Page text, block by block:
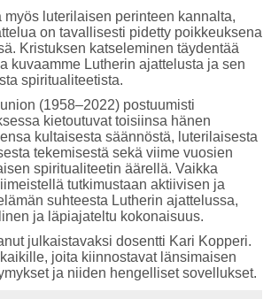
myös luterilaisen perinteen kannalta,
on tavallisesti pidetty poikkeuksena
Kristuksen katseleminen täydentää
kuvaamme Lutherin ajattelusta ja sen
spiritualiteetista.
(1958–2022) postuumisti
kietoutuvat toisiinsa hänen
kultaisesta säännöstä, luterilaisesta
tekemisestä sekä viime vuosien
spiritualiteetin äärellä. Vaikka
tutkimustaan aktiivisen ja
suhteesta Lutherin ajattelussa,
ja läpiajateltu kokonaisuus.
julkaistavaksi dosentti Kari Kopperi.
joita kiinnostavat länsimaisen
ja niiden hengelliset sovellukset.